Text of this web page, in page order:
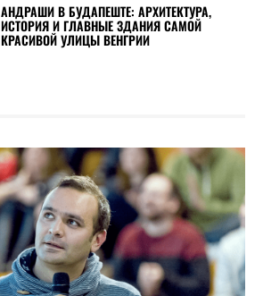
АНДРАШИ В БУДАПЕШТЕ: АРХИТЕКТУРА,
ИСТОРИЯ И ГЛАВНЫЕ ЗДАНИЯ САМОЙ
КРАСИВОЙ УЛИЦЫ ВЕНГРИИ